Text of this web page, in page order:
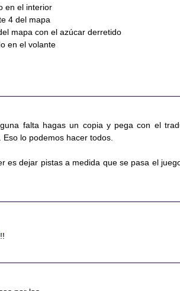
en el interior
4 del mapa
mapa con el azúcar derretido
en el volante
falta hagas un copia y pega con el
lo podemos hacer todos.
es dejar pistas a medida que se pasa el